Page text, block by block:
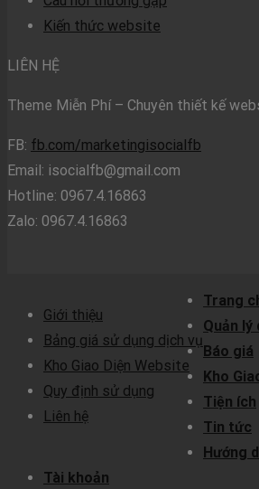
Kiến thức website
LIÊN HỆ
Theme Miễn Phí – Chuyên thiết kế
FB: fb.com/marketingisocialfb
Email: isocialfb@gmail.com
Hotline: 0967.4.16863
Zalo: 0967.4.16863
Giới thiệu
Bảng giá sử dụng dịch vụ
Kho Giao Diện Website
Quy định sử dụng
Liên hệ
Trang
Quản lý
Báo giá
Kho
Tiện ích
Tin tức
Hướng
Tài khoản